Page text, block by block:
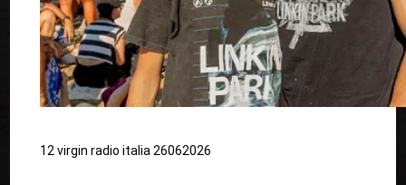
12 virgin radio italia 26062026